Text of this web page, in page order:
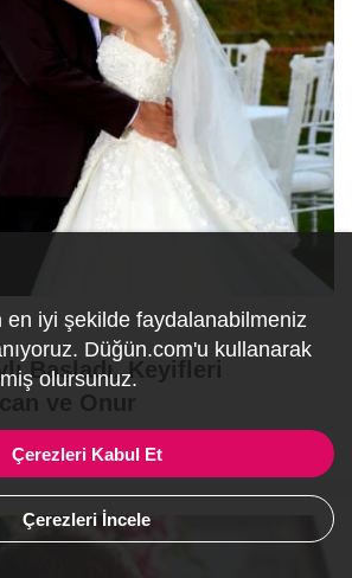
Başladı, Keyifleri
en iyi şekilde faydalanabilmeniz
Düğün.com'u kullanarak
olursunuz.
Çerezleri Kabul Et
Çerezleri İncele